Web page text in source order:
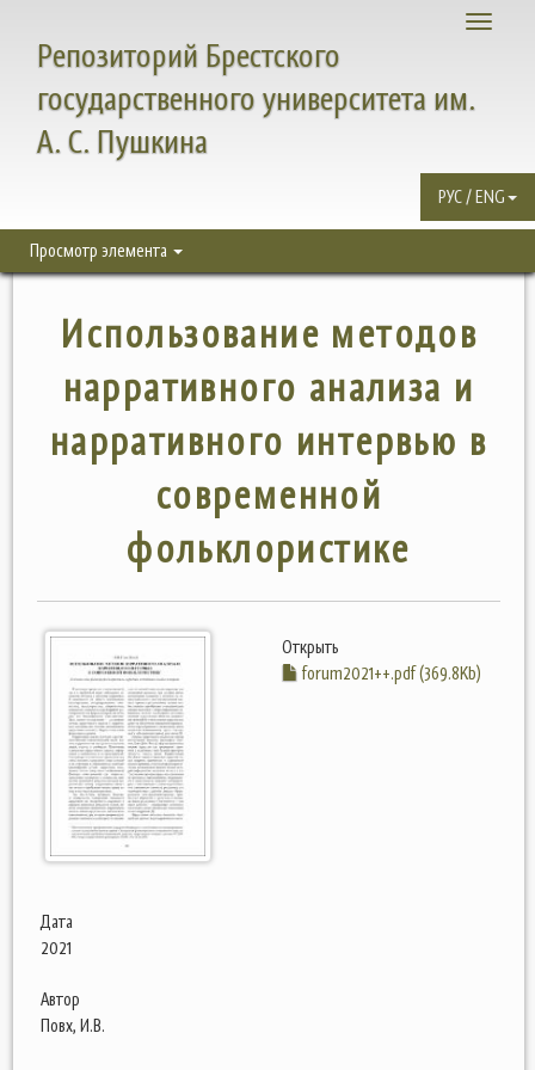
Toggle
Репозиторий Брестского
государственного университета им.
А. С. Пушкина
РУС / ENG
Просмотр элемента
Использование методов
нарративного анализа и
нарративного интервью в
современной
фольклористике
Открыть
forum2021++.pdf (369.8Kb)
Дата
2021
Автор
Повх, И.В.